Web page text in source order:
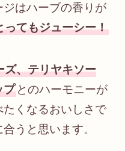
はハーブの香りが
ってもジューシー！
ズ、テリヤキソー
プとのハーモニーが
くなるおいしさで
うと思います。